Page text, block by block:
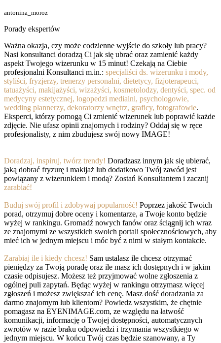
antonina_moroz
Porady ekspertów
Ważna okazja, czy może codzienne wyjście do szkoły lub pracy?
Nasi konsultanci doradzą Ci jak się ubrać oraz zamienić każdy
aspekt Twojego wizerunku w 15 minut! Czekają na Ciebie
profesjonalni Konsultanci m.in.: specjaliści ds. wizerunku i mody,
styliści, fryzjerzy, trenerzy personalni, dietetycy, fizjoterapeuci,
tatuażyści, makijażyści, wizażyści, kosmetolodzy, dentyści, spec. od
medycyny estetycznej, logopedzi medialni, psychologowie,
wedding plannerzy, dekoratorzy wnętrz, graficy, fotografowie.
Eksperci, którzy pomogą Ci zmienić wizerunek lub poprawić każde
zdjęcie. Nie ufasz opinii znajomych i rodziny? Oddaj się w ręce
profesjonalisty, z nim zbudujesz swój nowy IMAGE!
Doradzaj, inspiruj, twórz trendy! Doradzasz innym jak się ubierać,
jaką dobrać fryzurę i makijaż lub dodatkowo Twój zawód jest
powiązany z wizerunkiem i modą? Zostań Konsultantem i zacznij
zarabiać!
Buduj swój profil i zdobywaj popularność! Poprzez jakość Twoich
porad, otrzymuj dobre oceny i komentarze, a Twoje konto będzie
wyżej w rankingu. Gromadź nowych fanów oraz ściągnij ich wraz
ze znajomymi ze wszystkich swoich portali społecznościowych, aby
mieć ich w jednym miejscu i móc być z nimi w stałym kontakcie.
Zarabiaj ile i kiedy chcesz! Sam ustalasz ile chcesz otrzymać
pieniędzy za Twoją poradę oraz ile masz ich dostępnych i w jakim
czasie odpisujesz. Możesz też przyjmować wolne zgłoszenia z
ogólnej puli zapytań. Będąc wyżej w rankingu otrzymasz więcej
zgłoszeń i możesz zwiększać ich cenę. Masz dość doradzania za
darmo znajomym lub klientom? Powiedz wszystkim, że chętnie
pomagasz na EYENIMAGE.com, ze względu na łatwość
komunikacji, informację o Twojej dostępności, automatycznych
zwrotów w razie braku odpowiedzi i trzymania wszystkiego w
jednym miejscu. W końcu Twój czas będzie szanowany, a Ty